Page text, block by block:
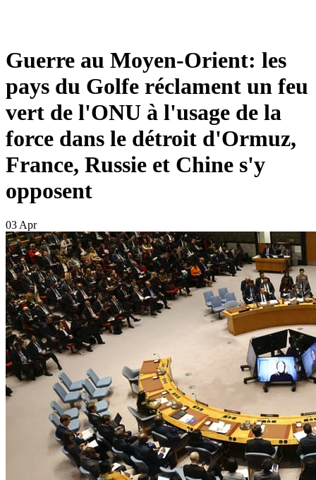
Guerre au Moyen-Orient: les
pays du Golfe réclament un feu
vert de l'ONU à l'usage de la
force dans le détroit d'Ormuz,
France, Russie et Chine s'y
opposent
03 Apr